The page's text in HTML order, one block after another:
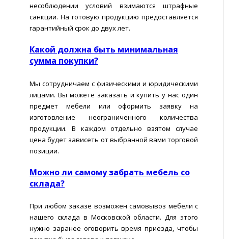
несоблюдении условий взимаются штрафные
санкции. На готовую продукцию предоставляется
гарантийный срок до двух лет.
Какой должна быть минимальная
сумма покупки?
Мы сотрудничаем с физическими и юридическими
лицами. Вы можете заказать и купить у нас один
предмет мебели или оформить заявку на
изготовление неограниченного количества
продукции. В каждом отдельно взятом случае
цена будет зависеть от выбранной вами торговой
позиции.
Можно ли самому забрать мебель со
склада?
При любом заказе возможен самовывоз мебели с
нашего склада в Московской области. Для этого
нужно заранее оговорить время приезда, чтобы